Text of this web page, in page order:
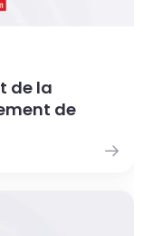
de la
de